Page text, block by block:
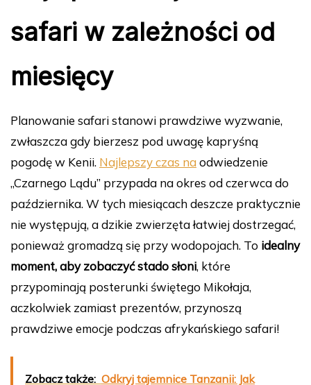
safari w zależności od
miesięcy
Planowanie safari stanowi prawdziwe wyzwanie,
zwłaszcza gdy bierzesz pod uwagę kapryśną
pogodę w Kenii. Najlepszy czas naodwiedzenie
„Czarnego Lądu” przypada na okres od czerwca do
października. W tych miesiącach deszcze praktycznie
nie występują, a dzikie zwierzęta łatwiej dostrzegać,
ponieważ gromadzą się przy wodopojach. To idealny
moment, aby zobaczyć stado słoni, które
przypominają posterunki świętego Mikołaja,
aczkolwiek zamiast prezentów, przynoszą
prawdziwe emocje podczas afrykańskiego safari!
Zobacz także: Odkryj tajemnice Tanzanii: Jak